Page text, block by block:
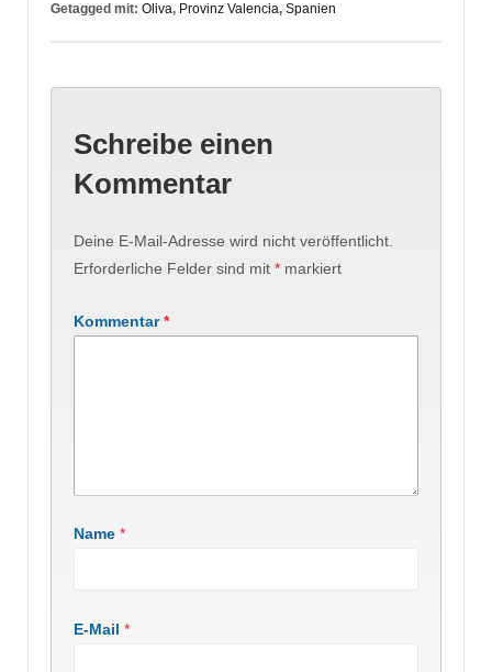
Getagged mit: Oliva, Provinz Valencia, Spanien
Schreibe einen
Kommentar
Deine E-Mail-Adresse wird nicht veröffentlicht.
Erforderliche Felder sind mit * markiert
Kommentar*
Name *
E-Mail *